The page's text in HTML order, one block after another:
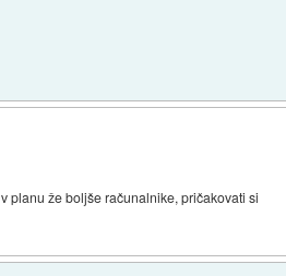
planu že boljše računalnike, pričakovati si